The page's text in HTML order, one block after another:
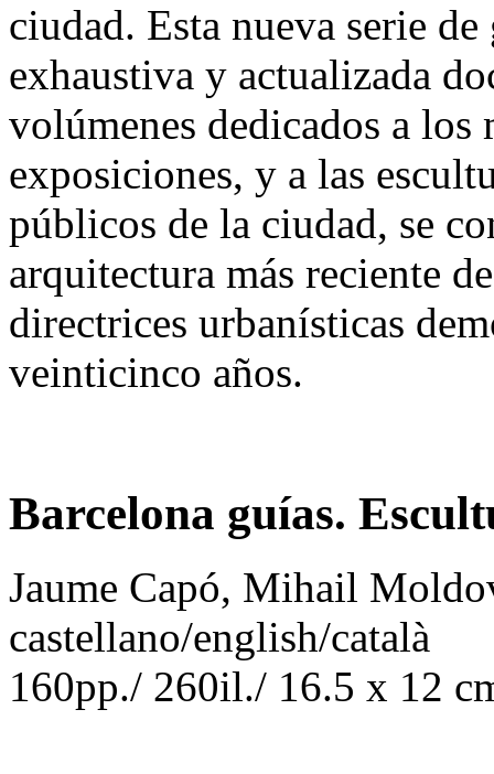
ciudad. Esta nueva serie
exhaustiva y actualizada
volúmenes dedicados a los
exposiciones, y a las
públicos de la ciudad, se
arquitectura más reciente
directrices urbanísticas
veinticinco años.
Barcelona guías.
Jaume Capó, Mihail
castellano/english/català
160pp./ 260il./ 16.5 x 12